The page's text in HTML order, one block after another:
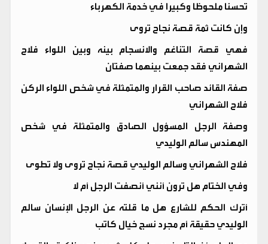
تحسنا ملحوظا وكبيرا في خدمة الكهرباء
وإن كانت ثمة قصة نجاح تروى
فهي قصة التناغم والانسجام بينه وبين اللواء فلاح
الشهراني فقد جمعت بينهما صفتان
صفة القائد صاحب القرار والمتمثلة في شخص اللواء الركن
فلاح الشهراني
وصفة الرجل المسؤول الصادق والمتمثلة في شخص
المهندس سالم الوليدي
فلاح الشهراني وسالم الوليدي قصة نجاح تروى ولا تطوى
وفي الختام هل ترون أنني أنصفت الرجل أم لا
أترك الحكم للشارع هل ما قلته عن الرجل الإنسان سالم
الوليدي حقيقة أم مجرد نسج خيال كاتب